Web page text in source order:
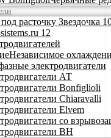
Независимое
электродвигатели
АТ
Bonfiglioli
Chiaravalli
Elvem
со
BH